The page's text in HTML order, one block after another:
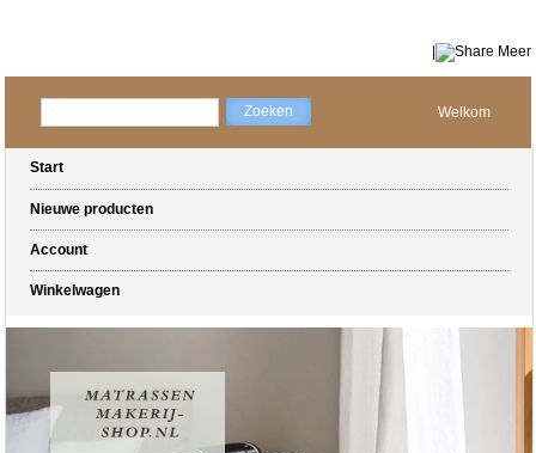
Meer
Welkom
Start
Nieuwe producten
Account
Winkelwagen